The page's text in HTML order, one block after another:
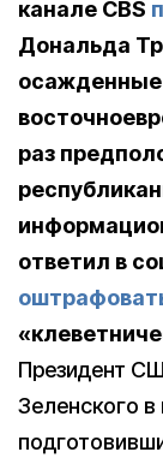
канале CBS
Дональда
осажденные
раз
ответил в
Президент
Зеленского в